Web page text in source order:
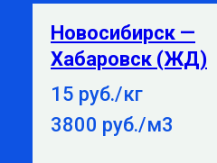
Новосибирск —
Хабаровск (ЖД)
15 руб./кг
3800 руб./м3